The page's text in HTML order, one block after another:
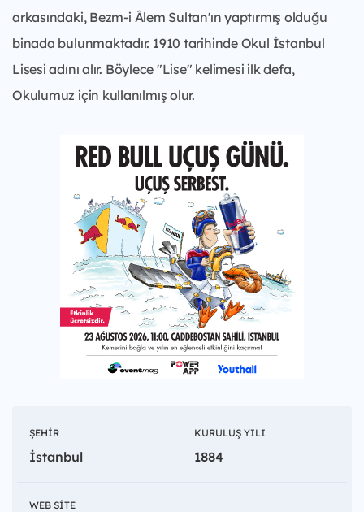
arkasındaki, Bezm-i Âlem Sultan'ın yaptırmış olduğu
binada bulunmaktadır. 1910 tarihinde Okul İstanbul
Lisesi adını alır. Böylece "Lise" kelimesi ilk defa,
Okulumuz için kullanılmış olur.
ŞEHIR
İstanbul
KURULUŞ YILI
1884
WEB SITE